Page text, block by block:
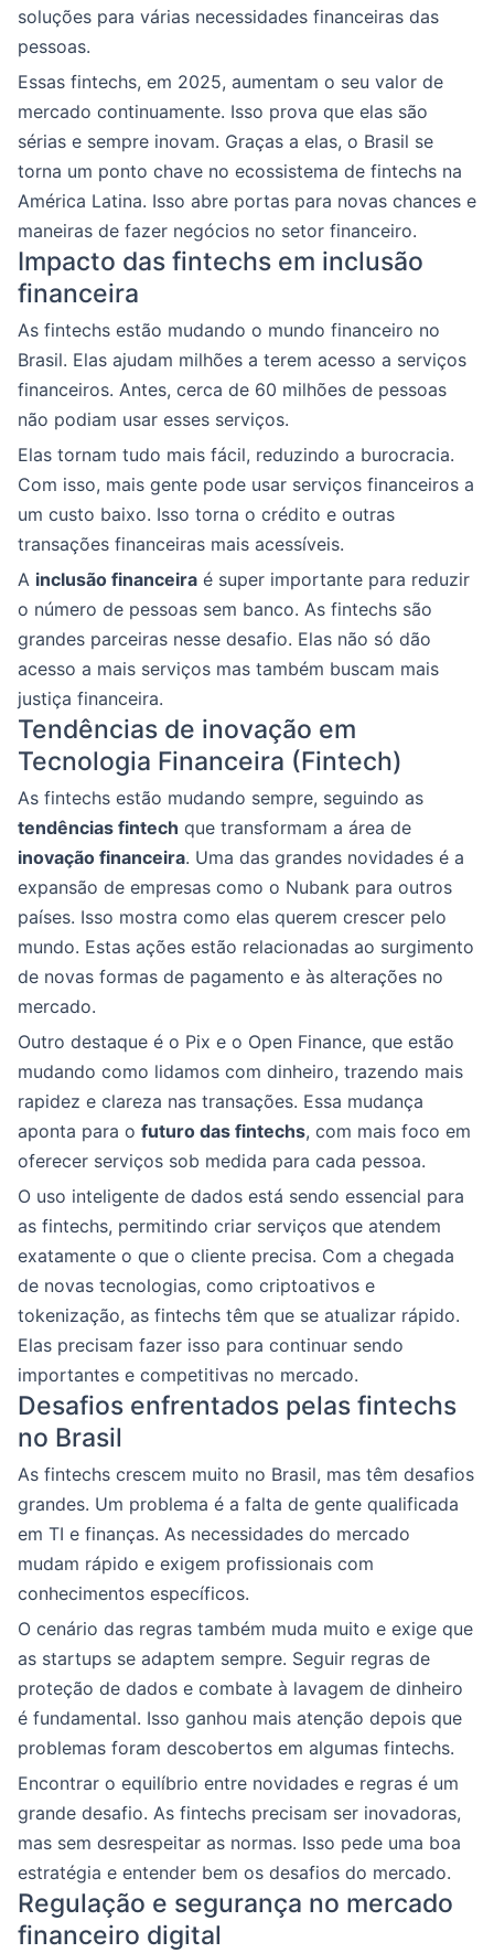
soluções para várias necessidades financeiras das
pessoas.
Essas fintechs, em 2025, aumentam o seu valor de
mercado continuamente. Isso prova que elas são
sérias e sempre inovam. Graças a elas, o Brasil se
torna um ponto chave no ecossistema de fintechs na
América Latina. Isso abre portas para novas chances e
maneiras de fazer negócios no setor financeiro.
Impacto das fintechs em inclusão
financeira
As fintechs estão mudando o mundo financeiro no
Brasil. Elas ajudam milhões a terem acesso a serviços
financeiros. Antes, cerca de 60 milhões de pessoas
não podiam usar esses serviços.
Elas tornam tudo mais fácil, reduzindo a burocracia.
Com isso, mais gente pode usar serviços financeiros a
um custo baixo. Isso torna o crédito e outras
transações financeiras mais acessíveis.
A inclusão financeira é super importante para reduzir
o número de pessoas sem banco. As fintechs são
grandes parceiras nesse desafio. Elas não só dão
acesso a mais serviços mas também buscam mais
justiça financeira.
Tendências de inovação em
Tecnologia Financeira (Fintech)
As fintechs estão mudando sempre, seguindo as
tendências fintech que transformam a área de
inovação financeira. Uma das grandes novidades é a
expansão de empresas como o Nubank para outros
países. Isso mostra como elas querem crescer pelo
mundo. Estas ações estão relacionadas ao surgimento
de novas formas de pagamento e às alterações no
mercado.
Outro destaque é o Pix e o Open Finance, que estão
mudando como lidamos com dinheiro, trazendo mais
rapidez e clareza nas transações. Essa mudança
aponta para o futuro das fintechs, com mais foco em
oferecer serviços sob medida para cada pessoa.
O uso inteligente de dados está sendo essencial para
as fintechs, permitindo criar serviços que atendem
exatamente o que o cliente precisa. Com a chegada
de novas tecnologias, como criptoativos e
tokenização, as fintechs têm que se atualizar rápido.
Elas precisam fazer isso para continuar sendo
importantes e competitivas no mercado.
Desafios enfrentados pelas fintechs
no Brasil
As fintechs crescem muito no Brasil, mas têm desafios
grandes. Um problema é a falta de gente qualificada
em TI e finanças. As necessidades do mercado
mudam rápido e exigem profissionais com
conhecimentos específicos.
O cenário das regras também muda muito e exige que
as startups se adaptem sempre. Seguir regras de
proteção de dados e combate à lavagem de dinheiro
é fundamental. Isso ganhou mais atenção depois que
problemas foram descobertos em algumas fintechs.
Encontrar o equilíbrio entre novidades e regras é um
grande desafio. As fintechs precisam ser inovadoras,
mas sem desrespeitar as normas. Isso pede uma boa
estratégia e entender bem os desafios do mercado.
Regulação e segurança no mercado
financeiro digital